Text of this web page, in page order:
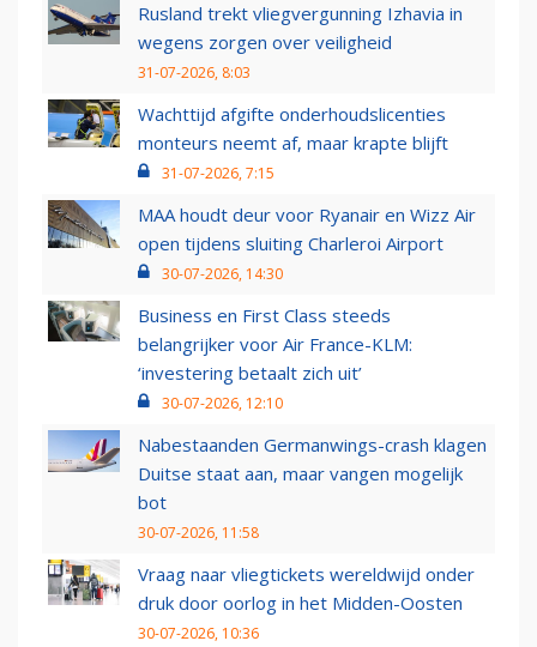
Rusland trekt vliegvergunning Izhavia in
wegens zorgen over veiligheid
31-07-2026, 8:03
Wachttijd afgifte onderhoudslicenties
monteurs neemt af, maar krapte blijft
31-07-2026, 7:15
MAA houdt deur voor Ryanair en Wizz Air
open tijdens sluiting Charleroi Airport
30-07-2026, 14:30
Business en First Class steeds
belangrijker voor Air France-KLM:
‘investering betaalt zich uit’
30-07-2026, 12:10
Nabestaanden Germanwings-crash klagen
Duitse staat aan, maar vangen mogelijk
bot
30-07-2026, 11:58
Vraag naar vliegtickets wereldwijd onder
druk door oorlog in het Midden-Oosten
30-07-2026, 10:36